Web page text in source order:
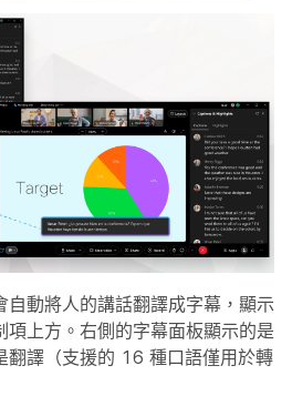
自動將人的講話翻譯成字幕，顯示
項上方。右側的字幕面板顯示的是
翻譯（支援的 16 種口語僅用於轉